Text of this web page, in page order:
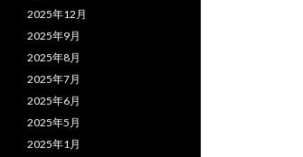
2025年12月
2025年9月
2025年8月
2025年7月
2025年6月
2025年5月
2025年1月